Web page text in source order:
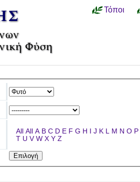
Τόποι
All All A B C D E F G H I J K L M N O P
T U V W X Y Z